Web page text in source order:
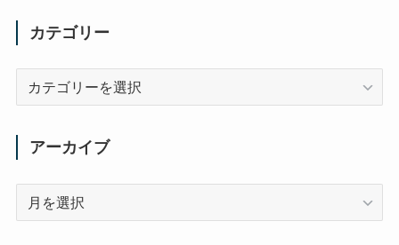
カテゴリー
アーカイブ